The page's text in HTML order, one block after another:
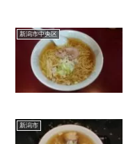
新潟市中央区
新潟市